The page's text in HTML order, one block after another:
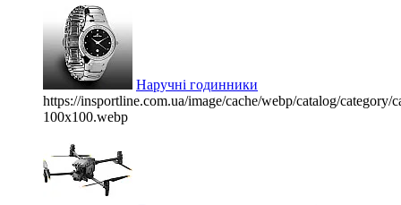
Наручні годинники
https://insportline.com.ua/image/cache/webp/catalog/category/
100x100.webp